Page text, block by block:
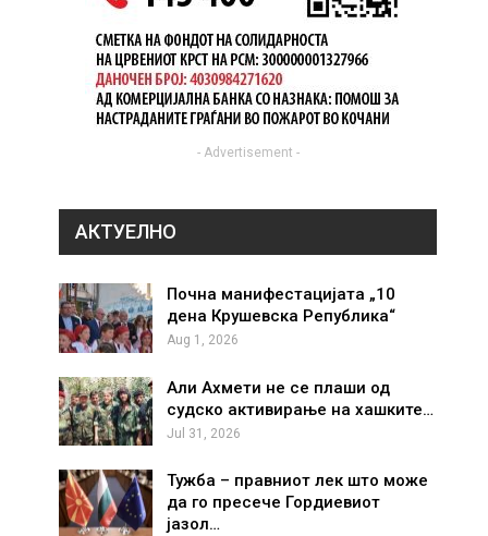
- Advertisement -
АКТУЕЛНО
Почна манифестацијата „10
дена Крушевска Република“
Aug 1, 2026
Али Ахмети не се плаши од
судско активирање на хашките…
Jul 31, 2026
Тужба – правниот лек што може
да го пресече Гордиевиот
јазол…